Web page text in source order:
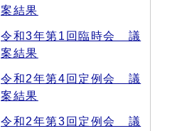
案結果
令和3年第1回臨時会 議
案結果
令和2年第4回定例会 議
案結果
令和2年第3回定例会 議